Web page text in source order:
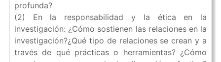
profunda?
(2) En la responsabilidad y la ética en la
investigación: ¿Cómo sostienen las relaciones en la
investigación?¿Qué tipo de relaciones se crean y a
través de qué prácticas o herramientas? ¿Cómo